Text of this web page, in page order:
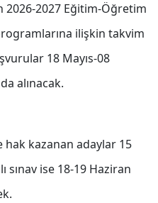
2026-2027 Eğitim-Öğretim
ilişkin takvim
18 Mayıs-08
alınacak.
hak kazanan adaylar 15
sınav ise 18-19 Haziran